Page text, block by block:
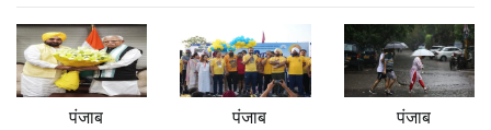
पंजाब पंजाब पंजाब